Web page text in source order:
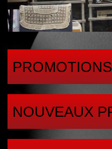
PROMOTIONS
NOUVEAUX